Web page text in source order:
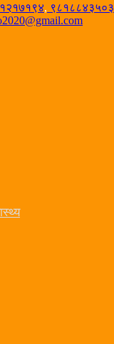
, ९८१८८४३५०३